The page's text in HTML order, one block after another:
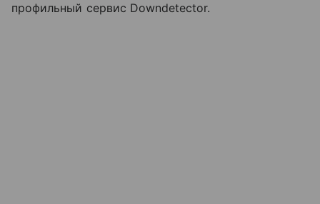
профильный сервис Downdetector.